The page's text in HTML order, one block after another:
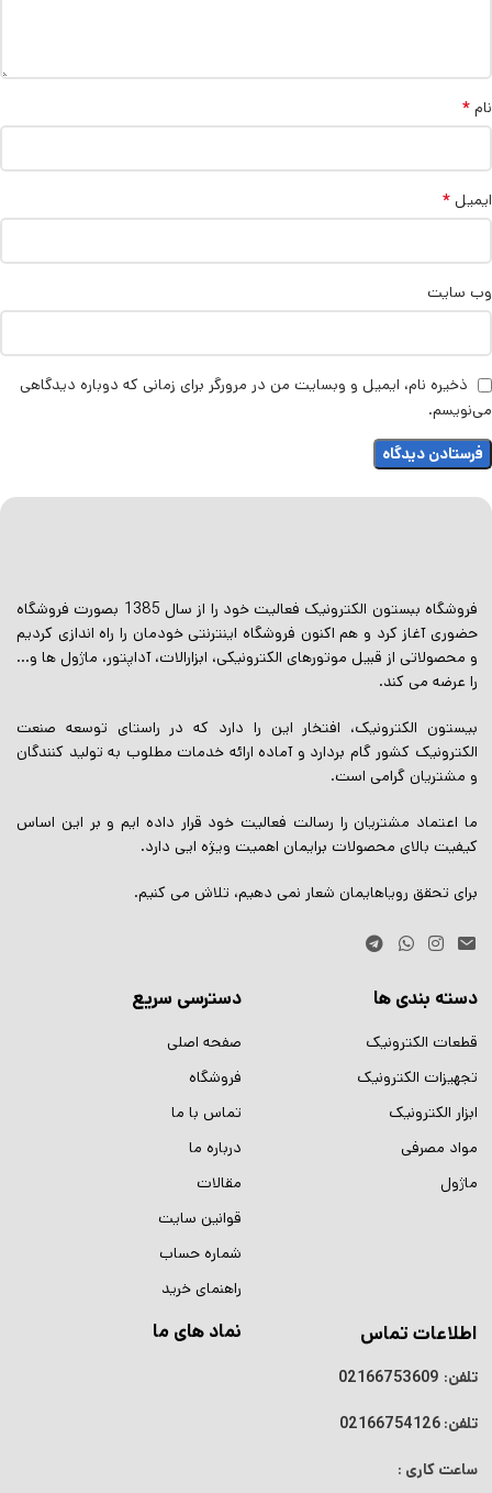
نام *
ایمیل *
وب‌ سایت
ذخیره نام، ایمیل و وبسایت من در مرورگر برای زمانی که دوباره دیدگاهی
می‌نویسم.
فروشگاه ببستون الکترونیک فعالیت خود را از سال 1385 بصورت فروشگاه
حضوری آغاز کرد و هم اکنون فروشگاه اینترنتی خودمان را راه اندازی کردیم
و محصولاتی از قبیل موتورهای الکترونیکی، ابزارالات، آداپتور، ماژول ها و…
را عرضه می کند.
بیستون الکترونیک، افتخار این را دارد که در راستای توسعه صنعت
الکترونیک کشور گام بردارد و آماده ارائه خدمات مطلوب به تولید کنندگان
و مشتریان گرامی است.
ما اعتماد مشتریان را رسالت فعالیت خود قرار داده ایم و بر این اساس
کیفیت بالای محصولات برایمان اهمیت ویژه ایی دارد.
برای تحقق رویاهایمان شعار نمی دهیم، تلاش می کنیم.
دسته بندی ها
قطعات الکترونیک
تجهیزات الکترونیک
ابزار الکترونیک
مواد مصرفی
ماژول
دسترسی سریع
صفحه اصلی
فروشگاه
تماس با ما
درباره ما
مقالات
قوانین سایت
شماره حساب
راهنمای خرید
اطلاعات تماس
تلفن: 02166753609
تلفن: 02166754126
ساعت کاری :
نماد های ما